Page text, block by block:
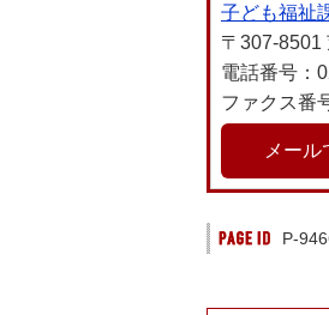
子ども福祉
〒307-8501
電話番号：
ファクス番
メー
P-